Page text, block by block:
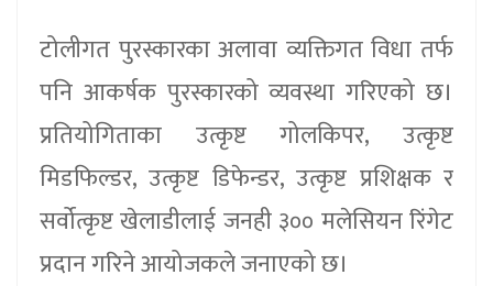
टोलीगत पुरस्कारका अलावा व्यक्तिगत विधा तर्फ
पनि आकर्षक पुरस्कारको व्यवस्था गरिएको छ।
प्रतियोगिताका उत्कृष्ट गोलकिपर, उत्कृष्ट
मिडफिल्डर, उत्कृष्ट डिफेन्डर, उत्कृष्ट प्रशिक्षक र
सर्वोत्कृष्ट खेलाडीलाई जनही ३०० मलेसियन रिंगेट
प्रदान गरिने आयोजकले जनाएको छ।